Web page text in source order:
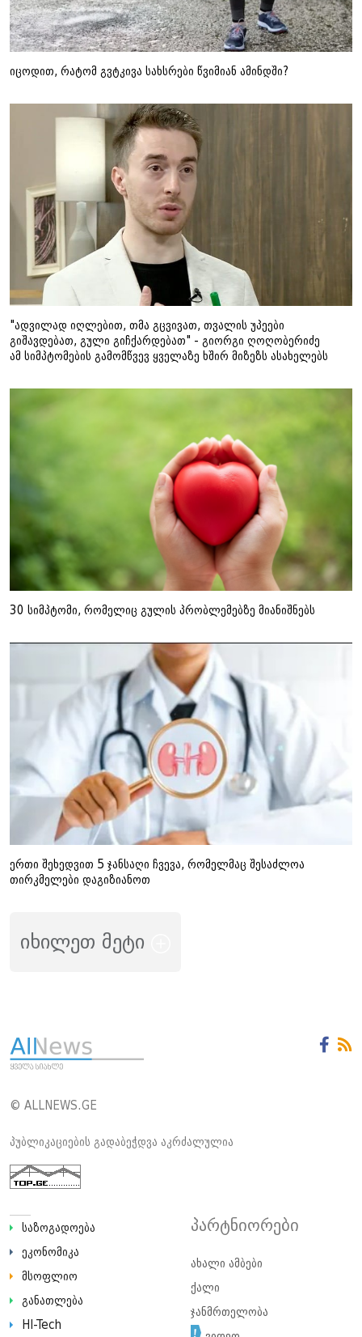
იცოდით, რატომ გვტკივა სახსრები წვიმიან ამინდში?
"ადვილად იღლებით, თმა გცვივათ, თვალის უპეები
გიშავდებათ, გული გიჩქარდებათ" - გიორგი ღოღობერიძე
ამ სიმპტომების გამომწვევ ყველაზე ხშირ მიზეზს ასახელებს
30 სიმპტომი, რომელიც გულის პრობლემებზე მიანიშნებს
ერთი შეხედვით 5 ჯანსაღი ჩვევა, რომელმაც შესაძლოა
თირკმელები დაგიზიანოთ
იხილეთ მეტი
© ALLNEWS.GE
პუბლიკაციების გადაბეჭდვა აკრძალულია
საზოგადოება
ეკონომიკა
მსოფლიო
განათლება
HI-Tech
პარტნიორები
ახალი ამბები
ქალი
ჯანმრთელობა